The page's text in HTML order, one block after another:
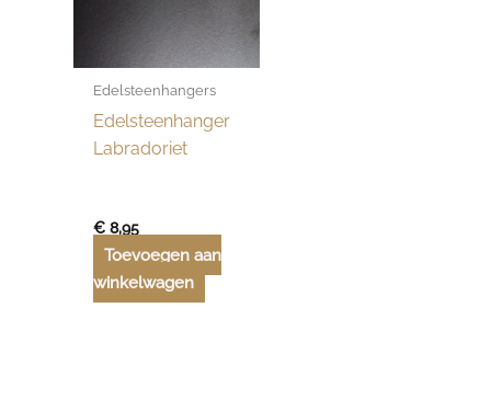
Edelsteenhangers
Edelsteenhanger
Labradoriet
€ 8,95
Toevoegen aan
winkelwagen